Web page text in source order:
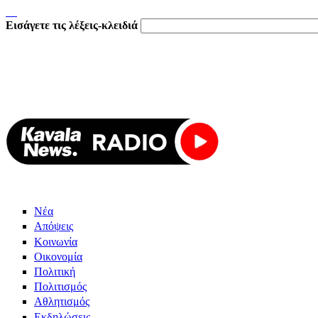
Εισάγετε τις λέξεις-κλειδιά
Νέα
Απόψεις
Κοινωνία
Οικονομία
Πολιτική
Πολιτισμός
Αθλητισμός